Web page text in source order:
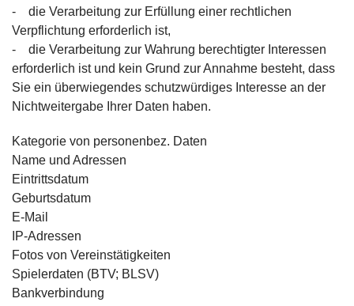
- die Verarbeitung zur Erfüllung einer rechtlichen
Verpflichtung erforderlich ist,
- die Verarbeitung zur Wahrung berechtigter Interessen
erforderlich ist und kein Grund zur Annahme besteht, dass
Sie ein überwiegendes schutzwürdiges Interesse an der
Nichtweitergabe Ihrer Daten haben.
Kategorie von personenbez. Daten
Name und Adressen
Eintrittsdatum
Geburtsdatum
E-Mail
IP-Adressen
Fotos von Vereinstätigkeiten
Spielerdaten (BTV; BLSV)
Bankverbindung